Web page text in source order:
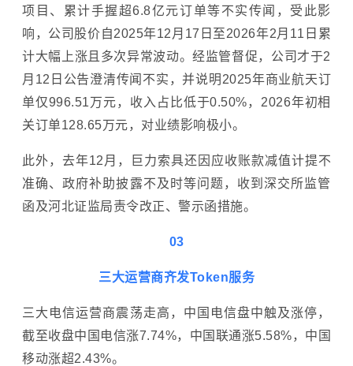
项目、累计手握超6.8亿元订单等不实传闻，受此影
响，公司股价自2025年12月17日至2026年2月11日累
计大幅上涨且多次异常波动。经监管督促，公司才于2
月12日公告澄清传闻不实，并说明2025年商业航天订
单仅996.51万元，收入占比低于0.50%，2026年初相
关订单128.65万元，对业绩影响极小。
此外，去年12月，巨力索具还因应收账款减值计提不
准确、政府补助披露不及时等问题，收到深交所监管
函及河北证监局责令改正、警示函措施。
03
三大运营商齐发Token服务
三大电信运营商震荡走高，中国电信盘中触及涨停，
截至收盘中国电信涨7.74%，中国联通涨5.58%，中国
移动涨超2.43%。